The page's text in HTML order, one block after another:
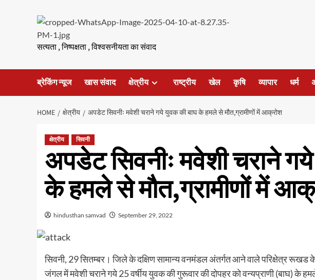
सत्यता , निष्पक्षता , विश्वसनीयता का संवाद
ब्रेकिंग न्यूज खास संवाद क्षेत्रीय राष्ट्रीय खेल कृषि व्यापार धर्म
HOME क्षेत्रीय अपडेट सिवनीः मवेशी चराने गये युवक की बाघ के हमले से मौत,ग्रामीणों में आक्रोश
क्षेत्रीय सिवनी
अपडेट सिवनीः मवेशी चराने
के हमले से मौत,ग्रामीणों में
hindusthan samvad September 29, 2022
सिवनी, 29 सितम्बर। जिले के दक्षिण सामान्य वनमंडल अंतर्गत आने वाले परिक्षेत्र रूखड
जंगल में मवेशी चराने गये 25 वर्षीय युवक की गुरूवार की दोपहर को वन्यप्राणी (बाघ) के